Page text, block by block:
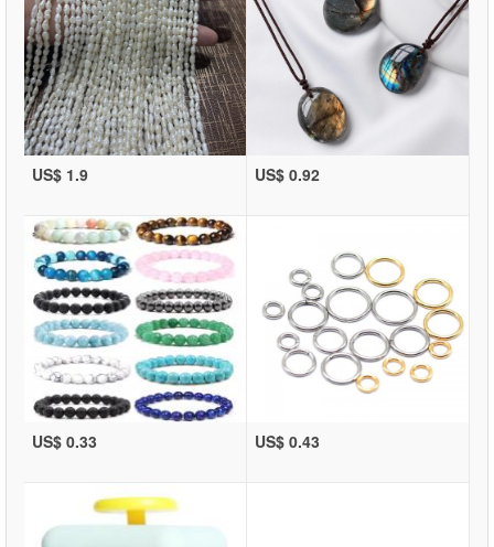
US$ 1.9 US$ 0.92
US$ 0.33 US$ 0.43